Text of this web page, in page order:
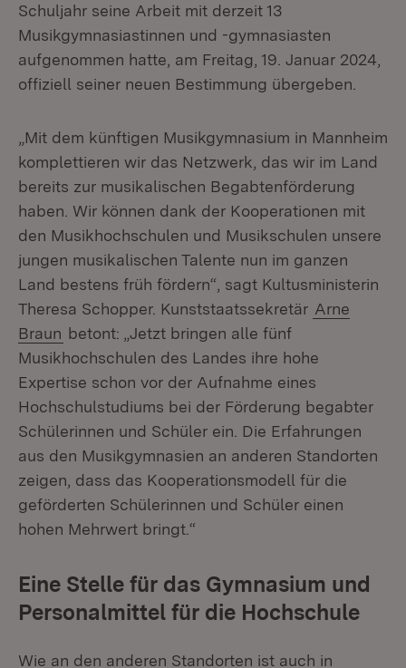
Schuljahr seine Arbeit mit derzeit 13
Musikgymnasiastinnen und -gymnasiasten
aufgenommen hatte, am Freitag, 19. Januar 2024,
offiziell seiner neuen Bestimmung übergeben.
„Mit dem künftigen Musikgymnasium in Mannheim
komplettieren wir das Netzwerk, das wir im Land
bereits zur musikalischen Begabtenförderung
haben. Wir können dank der Kooperationen mit
den Musikhochschulen und Musikschulen unsere
jungen musikalischen Talente nun im ganzen
Land bestens früh fördern“, sagt Kultusministerin
Theresa Schopper. Kunststaatssekretär Arne
Braun betont: „Jetzt bringen alle fünf
Musikhochschulen des Landes ihre hohe
Expertise schon vor der Aufnahme eines
Hochschulstudiums bei der Förderung begabter
Schülerinnen und Schüler ein. Die Erfahrungen
aus den Musikgymnasien an anderen Standorten
zeigen, dass das Kooperationsmodell für die
geförderten Schülerinnen und Schüler einen
hohen Mehrwert bringt.“
Eine Stelle für das Gymnasium und
Personalmittel für die Hochschule
Wie an den anderen Standorten ist auch in